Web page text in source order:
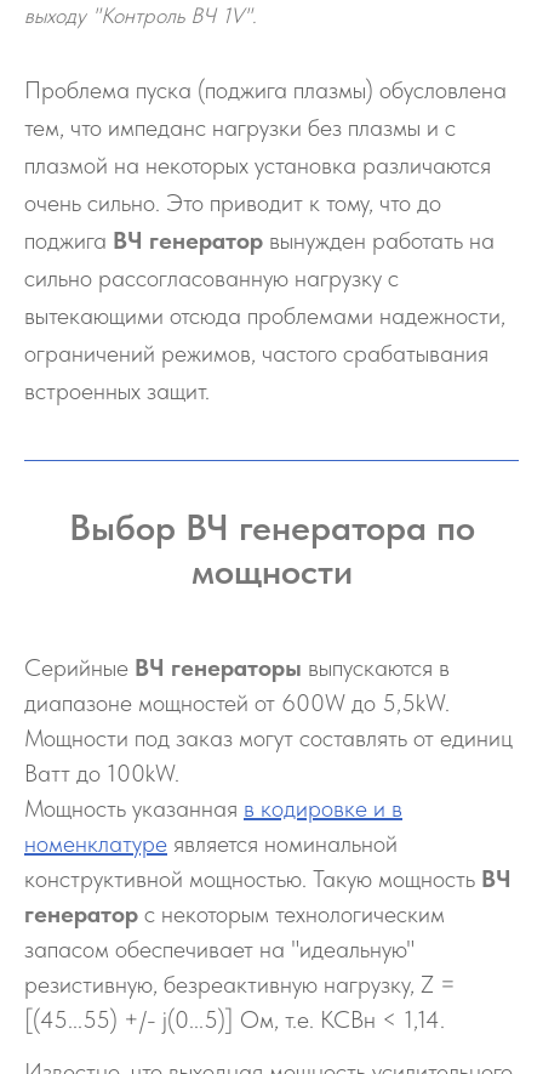
выходу "Контроль ВЧ 1V".
Проблема пуска (поджига плазмы) обусловлена
тем, что импеданс нагрузки без плазмы и с
плазмой на некоторых установка различаются
очень сильно. Это приводит к тому, что до
поджига ВЧ генератор вынужден работать на
сильно рассогласованную нагрузку с
вытекающими отсюда проблемами надежности,
ограничений режимов, частого срабатывания
встроенных защит.
Выбор ВЧ генератора по
мощности
Серийные ВЧ генераторы выпускаются в
диапазоне мощностей от 600W до 5,5kW.
Мощности под заказ могут составлять от единиц
Ватт до 100kW.
Мощность указанная в кодировке и в
номенклатуре является номинальной
конструктивной мощностью. Такую мощность ВЧ
генератор с некоторым технологическим
запасом обеспечивает на "идеальную"
резистивную, безреактивную нагрузку, Z =
[(45...55) +/- j(0...5)] Ом, т.е. КСВн < 1,14.